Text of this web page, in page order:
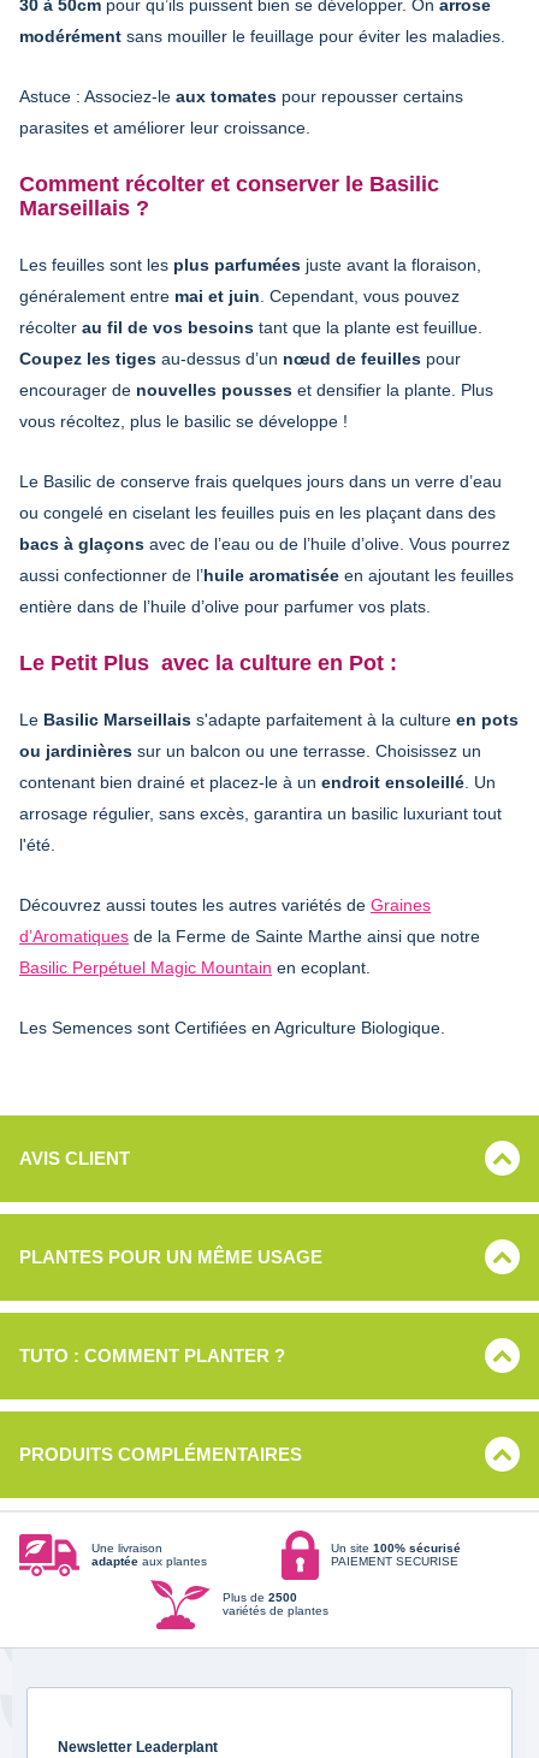
30 à 50cm pour qu’ils puissent bien se développer. On arrose
modérément sans mouiller le feuillage pour éviter les maladies.
Astuce : Associez-le aux tomates pour repousser certains
parasites et améliorer leur croissance.
Comment récolter et conserver le Basilic
Marseillais ?
Les feuilles sont les plus parfumées juste avant la floraison,
généralement entre mai et juin . Cependant, vous pouvez
récolter au fil de vos besoins tant que la plante est feuillue.
Coupez les tiges au-dessus d’un nœud de feuilles pour
encourager de nouvelles pousses et densifier la plante. Plus
vous récoltez, plus le basilic se développe !
Le Basilic de conserve frais quelques jours dans un verre d’eau
ou congelé en ciselant les feuilles puis en les plaçant dans des
bacs à glaçons avec de l’eau ou de l’huile d’olive. Vous pourrez
aussi confectionner de l’huile aromatisée en ajoutant les feuilles
entière dans de l’huile d’olive pour parfumer vos plats.
Le Petit Plus avec la culture en Pot :
Le Basilic Marseillais s'adapte parfaitement à la culture en pots
ou jardinières sur un balcon ou une terrasse. Choisissez un
contenant bien drainé et placez-le à un endroit ensoleillé . Un
arrosage régulier, sans excès, garantira un basilic luxuriant tout
l'été.
Découvrez aussi toutes les autres variétés de Graines
d’Aromatiques de la Ferme de Sainte Marthe ainsi que notre
Basilic Perpétuel Magic Mountain en ecoplant.
Les Semences sont Certifiées en Agriculture Biologique.
AVIS CLIENT
PLANTES POUR UN MÊME USAGE
TUTO : COMMENT PLANTER ?
PRODUITS COMPLÉMENTAIRES
Une livraison
adaptée aux plantes
Un site 100% sécurisé
PAIEMENT SECURISE
Plus de 2500
variétés de plantes
Newsletter Leaderplant